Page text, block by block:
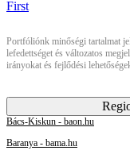
Portfóliónk minőségi tartalmat
lefedettséget és változatos
irányokat és fejlődési
Bács-Kiskun - baon.hu
Baranya - bama.hu